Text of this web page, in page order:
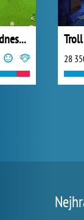
Mushroom Madness 2
28